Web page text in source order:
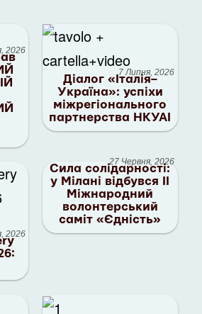
2026
7 Липня, 2026
Діалог «Італія–
Україна»: успіхи
міжрегіонального
партнерства НКУАІ
2026
27 Червня, 2026
Сила солідарності:
у Мілані відбувся II
Міжнародний
волонтерський
саміт «Єдність»